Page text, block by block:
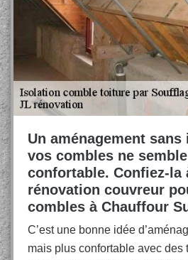
Un aménagement
vos combles ne
confortable. Confiez-la
rénovation couvreur
combles à Chauffour
C’est une bonne idée
mais plus confortable avec des